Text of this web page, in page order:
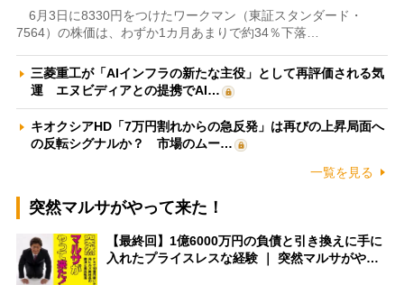
6月3日に8330円をつけたワークマン（東証スタンダード・
7564）の株価は、わずか1カ月あまりで約34％下落…
三菱重工が「AIインフラの新たな主役」として再評価される気
運 エヌビディアとの提携でAI…
キオクシアHD「7万円割れからの急反発」は再びの上昇局面へ
の反転シグナルか？ 市場のムー…
一覧を見る
突然マルサがやって来た！
【最終回】1億6000万円の負債と引き換えに手に
入れたプライスレスな経験 ｜ 突然マルサがや…